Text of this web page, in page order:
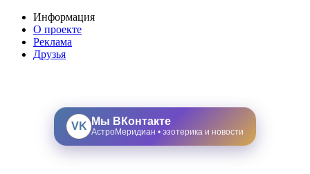
Информация
О проекте
Реклама
Друзья
VK Мы ВКонтакте
АстроМеридиан • эзотерика и новости